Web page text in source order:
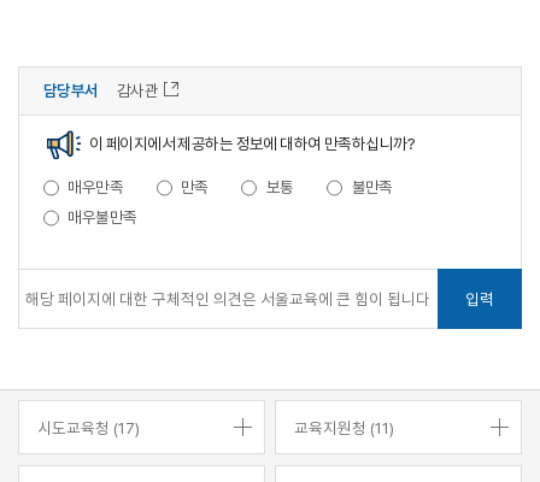
담당부서 감사관
이 페이지에서 제공하는 정보에 대하여 만족하십니까?
매우만족 만족 보통
불만족
매우불만족
입력
시도교육청 (17) 교육지원청 (11)